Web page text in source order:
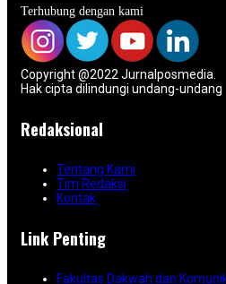
Terhubung dengan kami
Copyright @2022 Jurnalposmedia.
Hak cipta dilindungi undang-undang
Redaksional
Tentang Kami
Tim Redaksi
Kontak
Link Penting
Fakultas Dakwah dan